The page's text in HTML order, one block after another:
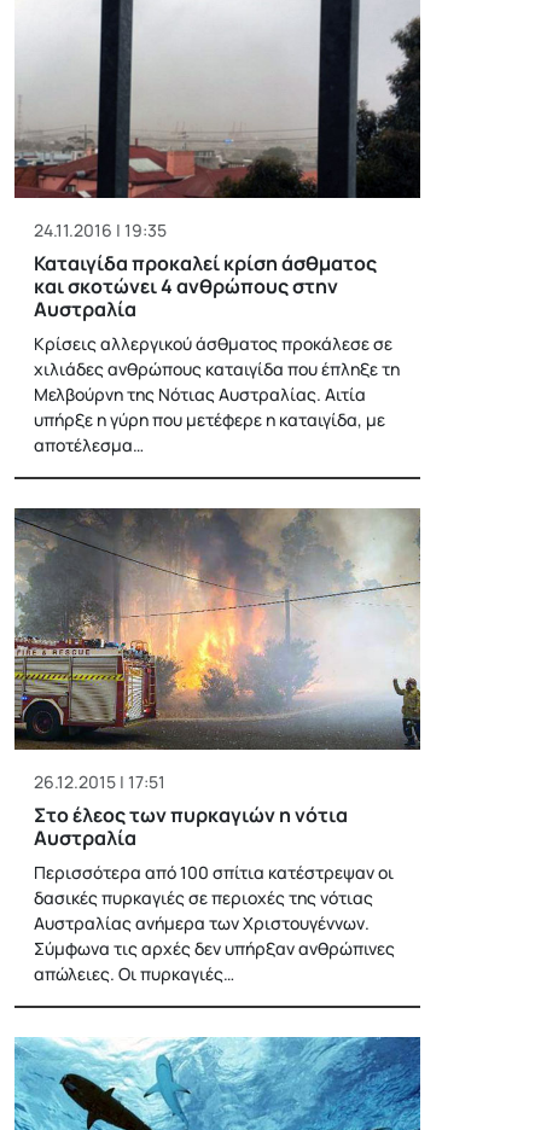
24.11.2016 | 19:35
Καταιγίδα προκαλεί κρίση άσθματος
και σκοτώνει 4 ανθρώπους στην
Αυστραλία
Κρίσεις αλλεργικού άσθματος προκάλεσε σε
χιλιάδες ανθρώπους καταιγίδα που έπληξε τη
Μελβούρνη της Νότιας Αυστραλίας. Αιτία
υπήρξε η γύρη που μετέφερε η καταιγίδα, με
αποτέλεσμα…
26.12.2015 | 17:51
Στο έλεος των πυρκαγιών η νότια
Αυστραλία
Περισσότερα από 100 σπίτια κατέστρεψαν οι
δασικές πυρκαγιές σε περιοχές της νότιας
Αυστραλίας ανήμερα των Χριστουγέννων.
Σύμφωνα τις αρχές δεν υπήρξαν ανθρώπινες
απώλειες. Οι πυρκαγιές…